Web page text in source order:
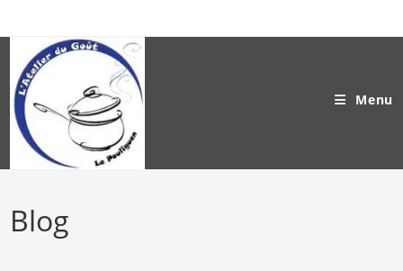
to
content
Menu
Blog